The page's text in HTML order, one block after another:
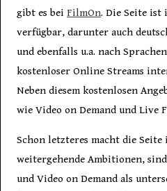
gibt es bei FilmOn. Die Seite ist
verfügbar, darunter auch
und ebenfalls u.a. nach
kostenloser Online Streams
Neben diesem kostenlosen
wie Video on Demand und Live
Schon letzteres macht die
weitergehende Ambitionen,
und Video on Demand als